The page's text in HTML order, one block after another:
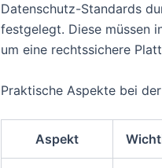
Datenschutz-Standards
festgelegt. Diese müssen
um eine rechtssichere
Praktische Aspekte bei
Aspekt